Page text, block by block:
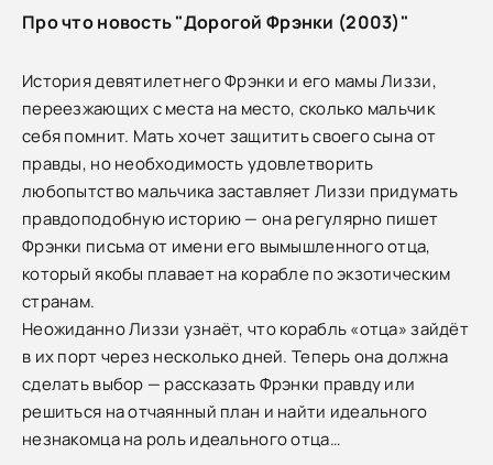
Про что новость "Дорогой Фрэнки (2003)"
История девятилетнего Фрэнки и его мамы Лиззи,
переезжающих с места на место, сколько мальчик
себя помнит. Мать хочет защитить своего сына от
правды, но необходимость удовлетворить
любопытство мальчика заставляет Лиззи придумать
правдоподобную историю — она регулярно пишет
Фрэнки письма от имени его вымышленного отца,
который якобы плавает на корабле по экзотическим
странам.
Неожиданно Лиззи узнаёт, что корабль «отца» зайдёт
в их порт через несколько дней. Теперь она должна
сделать выбор — рассказать Фрэнки правду или
решиться на отчаянный план и найти идеального
незнакомца на роль идеального отца…